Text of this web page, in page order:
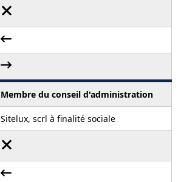
Membre du conseil d'administration
Sitelux, scrl à finalité sociale